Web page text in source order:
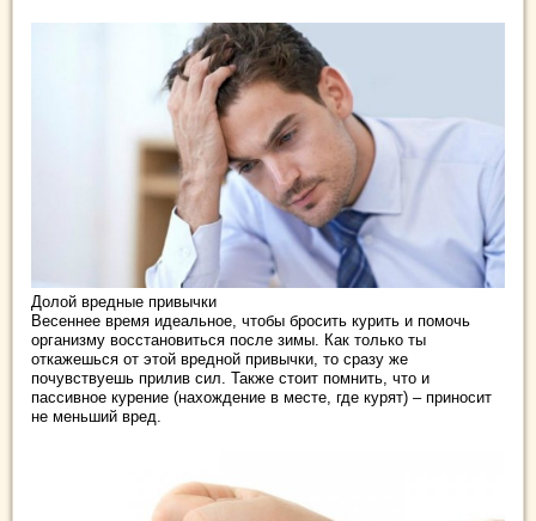
Долой вредные привычки
Весеннее время идеальное, чтобы бросить курить и помочь
организму восстановиться после зимы. Как только ты
откажешься от этой вредной привычки, то сразу же
почувствуешь прилив сил. Также стоит помнить, что и
пассивное курение (нахождение в месте, где курят) – приносит
не меньший вред.